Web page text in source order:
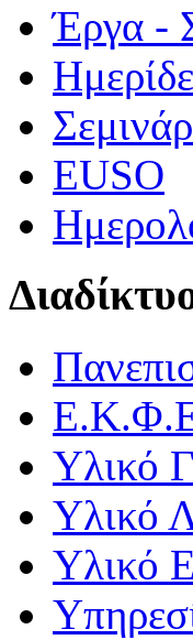
Έργα -
EUSO
Υλικό
Υλικό
Υλικό